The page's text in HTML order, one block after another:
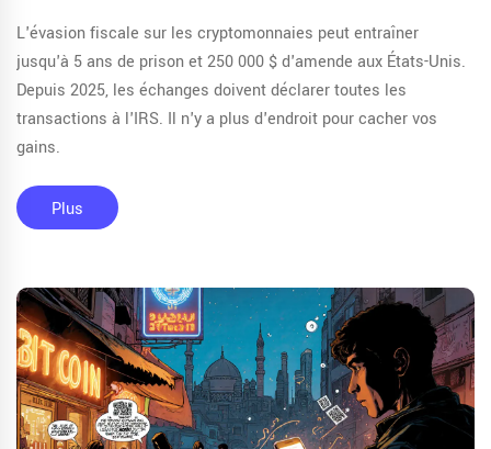
L'évasion fiscale sur les cryptomonnaies peut entraîner
jusqu'à 5 ans de prison et 250 000 $ d'amende aux États-Unis.
Depuis 2025, les échanges doivent déclarer toutes les
transactions à l'IRS. Il n'y a plus d'endroit pour cacher vos
gains.
Plus